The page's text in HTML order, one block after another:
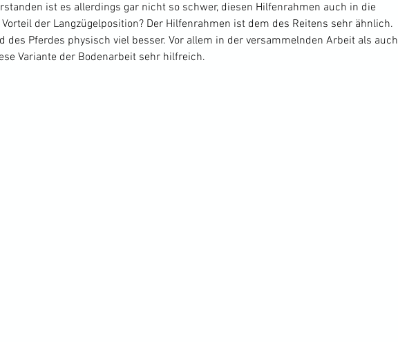
ist es allerdings gar nicht so schwer, diesen Hilfenrahmen auch in die
der Langzügelposition? Der Hilfenrahmen ist dem des Reitens sehr ähnlich.
Pferdes physisch viel besser. Vor allem in der versammelnden Arbeit als auch
Variante der Bodenarbeit sehr hilfreich.